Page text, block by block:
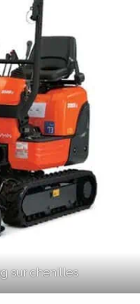
sur chenilles